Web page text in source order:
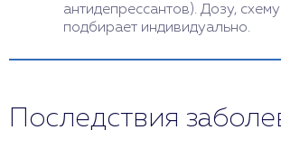
антидепрессантов). Дозу,
подбирает индивидуально.
Последствия